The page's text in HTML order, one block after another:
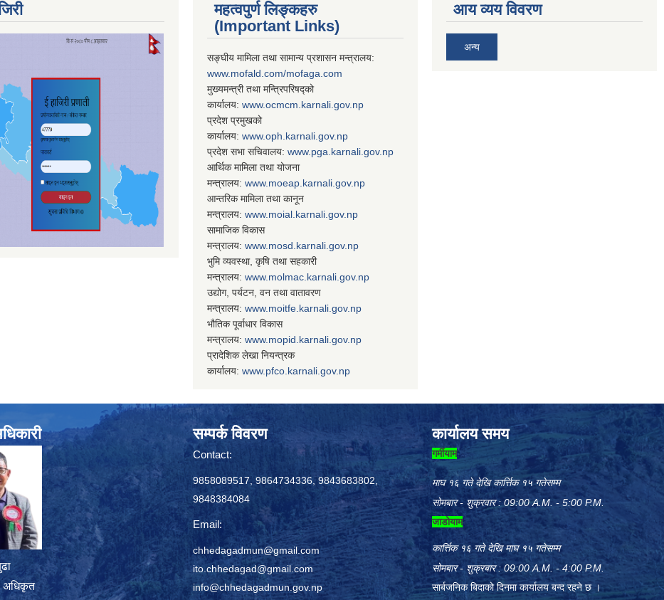
महत्वपुर्ण लिङ्कहरु
(Important Links)
सङ्घीय मामिला तथा सामान्य प्रशासन मन्त्रालय:
www.mofald.com/mofaga.com
मुख्यमन्त्री तथा मन्त्रिपरिषद्को
कार्यालय: www.ocmcm.karnali.gov.np
प्रदेश प्रमुखको
कार्यालय: www.oph.karnali.gov.np
प्रदेश सभा सचिवालय: www. pga.karnali.gov.np
आर्थिक मामिला तथा योजना
मन्त्रालय: www. moeap.karnali.gov.np
आन्तरिक मामिला तथा कानून
मन्त्रालय: www. moial.karnali.gov.np
सामाजिक विकास
मन्त्रालय: www. mosd.karnali.gov.np
भुमि व्यवस्था, कृषि तथा सहकारी
मन्त्रालय: www. molmac.karnali.gov.np
उद्योग, पर्यटन, वन तथा वातावरण
मन्त्रालय: www. moitfe.karnali.gov.np
भौतिक पूर्वाधार विकास
मन्त्रालय: www. mopid.karnali.gov.np
प्रादेशिक लेखा नियन्त्रक
कार्यालय: www. pfco.karnali.gov.np
आय व्यय विवरण
अन्य
अधिकृत
सम्पर्क विवरण
Contact:
9858089517, 9864734336, 9843683802,
9848384084
Email:
chhedagadmun@gmail.com
ito.chhedagad@gmail.com
info@chhedagadmun.gov.np
कार्यालय समय
गर्मीयाम
माघ १६ गते देखि कार्त्तिक १५ गतेसम्म
सोमबार - शुक्रवार : 09:00 A.M. - 5:00 P.M.
जाडोयाम
कार्त्तिक १६ गते देखि माघ १५ गतेसम्म
सोमबार - शुक्रबार : 09:00 A.M. - 4:00 P.M.
सार्बजनिक बिदाको दिनमा कार्यालय बन्द रहने छ ।